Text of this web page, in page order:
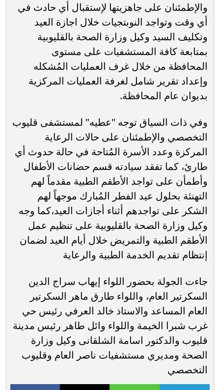
والإطمئنان على جاهزيتها لإستقبال أي حادث في
أي وقت وتواجد النوبتجيات خلال اجازة العيد
وتكليف السيد وكيل وزارة الصحة بالقليوبية
بمتابعة كافة المستشفيات على مستوى
المحافظة من خلال غرف العمليات المُشكله
وإعداد تقرير شامل لغرفة العمليات المركزية
بديوان عام المحافظة.
وفي ذات السياق توجه "عطيه" لمستشفى قليوب
التخصصي والإطمئنان على حالات الرعاية
المركزة وعدد الأسرة المُتاحة في حالة حدوث أي
طارئ، كما تفقد سيادته قسم حضانات الأطفال
وأطمأن على تواجد الأطقم الطبية مقدماً لهم
التهنئة بحلول عيد الفطر المُبارك موجهاً لهم
الشكر على تواجدهم أثناء أجازات العيد،كما وجه
وكيل وزارة الصحة بالقليوبية على تنظيم عمل
الأطقم الطبية والتمريض خلال أيام العيد لضمان
إنتظام تقديم الخدمة الطبية والرعاية
جاءت الجولة بحضور اللواء إيهاب سراج الدين
السكرتير العام، واللواء طارق ماهر السكرتير
العام المساعد والاستاذ خالد العرفي رئيس حي
غرب شبرا الخيمة واللواء وائل طاهر رئيس مدينة
قليوب والدكتور اسامة الشلقانى وكيل وزارة
الصحة ومديري مستشفيات ناصر العام وقليوب
التخصصي